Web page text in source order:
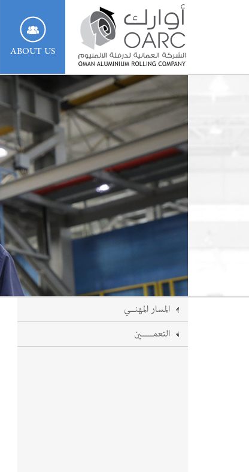
ABOUT US
المسار المهنــي
التعمـــــين